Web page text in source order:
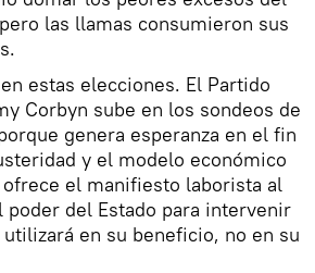
las llamas consumieron sus
estas elecciones. El Partido
Corbyn sube en los sondeos de
genera esperanza en el fin
y el modelo económico
el manifiesto laborista al
del Estado para intervenir
en su beneficio, no en su